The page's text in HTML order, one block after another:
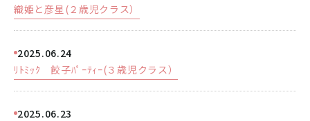
織姫と彦星(２歳児クラス）
2025.06.24
ﾘﾄﾐｯｸ 餃子ﾊﾟｰﾃｨｰ(３歳児クラス）
2025.06.23